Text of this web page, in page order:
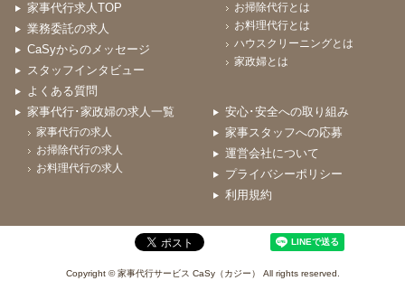
家事代行求人TOP
業務委託の求人
CaSyからのメッセージ
スタッフインタビュー
よくある質問
お掃除代行とは
お料理代行とは
ハウスクリーニングとは
家政婦とは
家事代行･家政婦の求人一覧
家事代行の求人
お掃除代行の求人
お料理代行の求人
安心･安全への取り組み
家事スタッフへの応募
運営会社について
プライバシーポリシー
利用規約
Copyright © 家事代行サービス CaSy（カジー） All rights reserved.